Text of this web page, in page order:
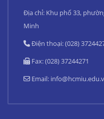
Địa chỉ: Khu phố 33,
Minh
Điện thoại: (028)
Fax: (028) 37244271
Email: